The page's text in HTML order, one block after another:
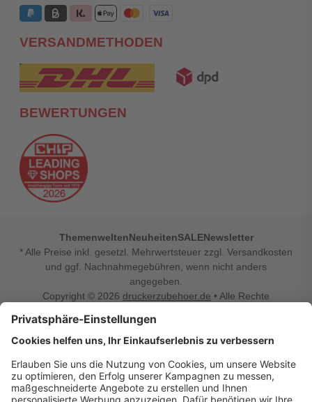
VERSANDMETHODEN
BEWERTUNGEN
ThemenweltenNeuheitenSALENewsletter
* Alle Preise inkl. gesetzl. Mehrwertsteuer zzgl. Versandkosten
und ggf. Nachnahmegebühren, wenn nicht anders
angegeben.
Copyright © 2026 druckerzubehoer.de • Alle Rechte
Vertrag widerrufen
Druckerzubehoer.de – preiswerte Qualität für Ihr Office
Sie sind auf der Suche nach dem passenden Druckerzubehör
oder Zubehör für das Büro, den Computer oder Ihr
Smartphone? Dann sind Sie bei Druckerzubehoer.de genau